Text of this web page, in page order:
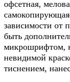
офсетная,
зависимости от
быть
микрошрифтом,
невидимой
тиснением,